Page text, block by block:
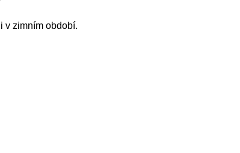
v zimním období.